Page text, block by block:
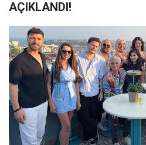
AÇIKLANDI!